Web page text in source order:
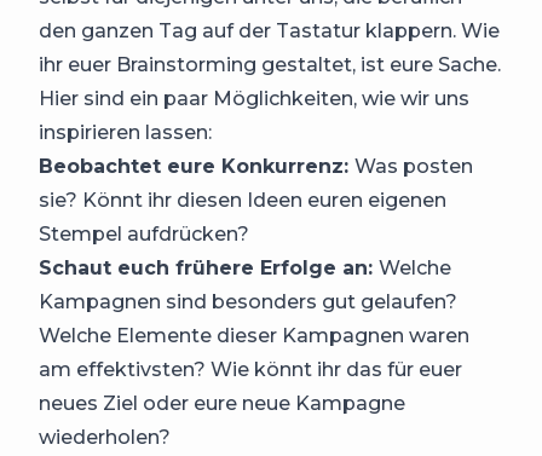
den ganzen Tag auf der Tastatur klappern. Wie
ihr euer Brainstorming gestaltet, ist eure Sache.
Hier sind ein paar Möglichkeiten, wie wir uns
inspirieren lassen:
Beobachtet eure Konkurrenz: Was posten
sie? Könnt ihr diesen Ideen euren eigenen
Stempel aufdrücken?
Schaut euch frühere Erfolge an: Welche
Kampagnen sind besonders gut gelaufen?
Welche Elemente dieser Kampagnen waren
am effektivsten? Wie könnt ihr das für euer
neues Ziel oder eure neue Kampagne
wiederholen?